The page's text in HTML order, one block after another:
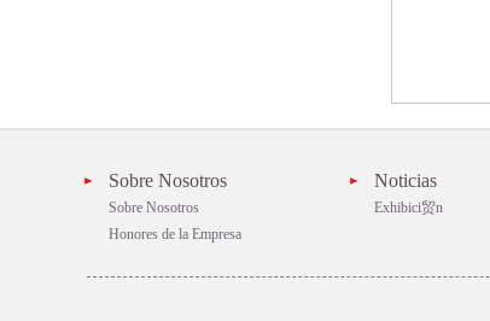
Sobre Nosotros
Sobre Nosotros
Honores de la Empresa
Noticias
Exhibici贸n